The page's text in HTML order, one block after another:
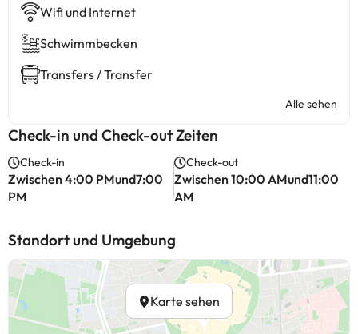
Wifi und Internet
Schwimmbecken
Transfers / Transfer
Alle sehen
Check-in und Check-out Zeiten
Check-in
Zwischen 4:00 PMund7:00
PM
Check-out
Zwischen 10:00 AMund11:00
AM
Standort und Umgebung
Karte sehen